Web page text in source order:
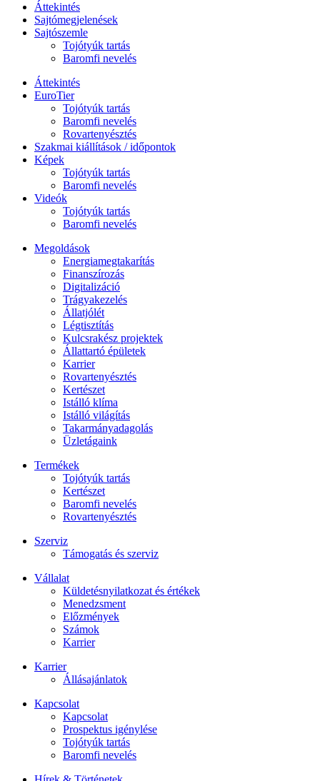
Áttekintés
Sajtómegjelenések
Sajtószemle
Tojótyúk tartás
Baromfi nevelés
Áttekintés
EuroTier
Tojótyúk tartás
Baromfi nevelés
Rovartenyésztés
Szakmai kiállítások / időpontok
Képek
Tojótyúk tartás
Baromfi nevelés
Videók
Tojótyúk tartás
Baromfi nevelés
Megoldások
Energiamegtakarítás
Finanszírozás
Digitalizáció
Trágyakezelés
Állatjólét
Légtisztítás
Kulcsrakész projektek
Állattartó épületek
Karrier
Rovartenyésztés
Kertészet
Istálló klíma
Istálló világítás
Takarmányadagolás
Üzletágaink
Termékek
Tojótyúk tartás
Kertészet
Baromfi nevelés
Rovartenyésztés
Szerviz
Támogatás és szerviz
Vállalat
Küldetésnyilatkozat és értékek
Menedzsment
Előzmények
Számok
Karrier
Karrier
Állásajánlatok
Kapcsolat
Kapcsolat
Prospektus igénylése
Tojótyúk tartás
Baromfi nevelés